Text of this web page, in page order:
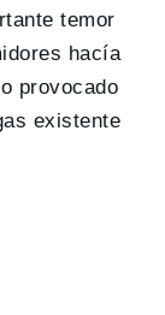
temor
hacía
provocado
existente